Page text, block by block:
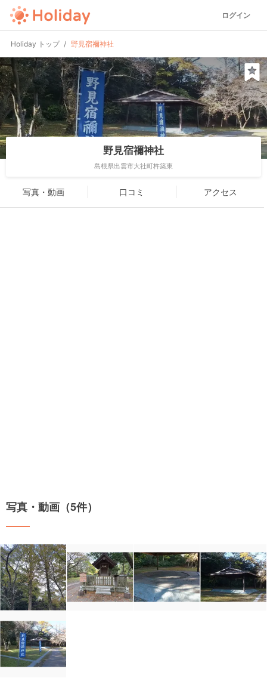
ログイン
Holiday トップ 野見宿禰神社
野見宿禰神社
島根県出雲市大社町杵築東
写真・動画 口コミ アクセス
写真・動画（5件）